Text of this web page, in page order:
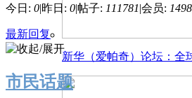
新华（爱帕奇）论坛：全
今日: 0|昨日: 0|帖子: 111781|会员:
最新回复
市民话题